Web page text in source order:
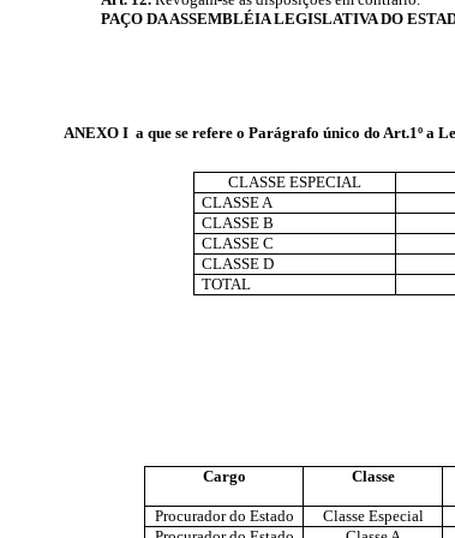
PAÇO DA ASSEMBLÉIA LEGISLATIVA DO
ANEXO I a que se refere o Parágrafo único do Art.1º
CLASSE ESPECIAL
CLASSE A
CLASSE B
CLASSE C
CLASSE D
TOTAL
Cargo Classe
Procurador do Estado
Classe Especial